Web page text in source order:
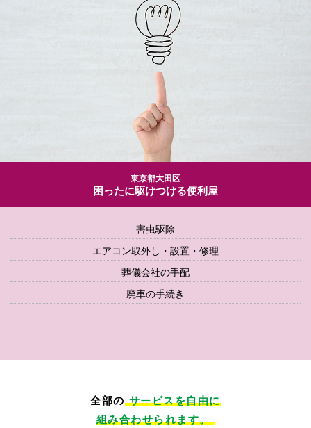
東京都大田区
困ったに駆けつける便利屋
害虫駆除
エアコン取外し・設置・修理
葬儀会社の手配
廃車の手続き
全部の サービスを自由に
組み合わせられます。